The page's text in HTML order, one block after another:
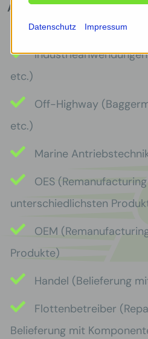
Applikationen, die wir
etc.)
Off-Highway
etc.)
Marine
OES
unterschiedlichsten
OEM
Produkte)
Handel (Belieferung
Flottenbetreiber
Belieferung mit
Datenschutz Impressum